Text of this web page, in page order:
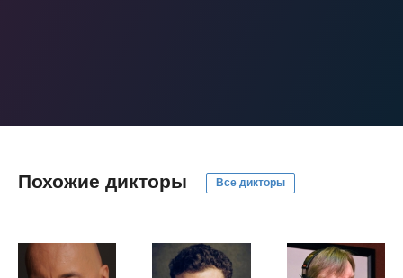
Похожие дикторы Все дикторы